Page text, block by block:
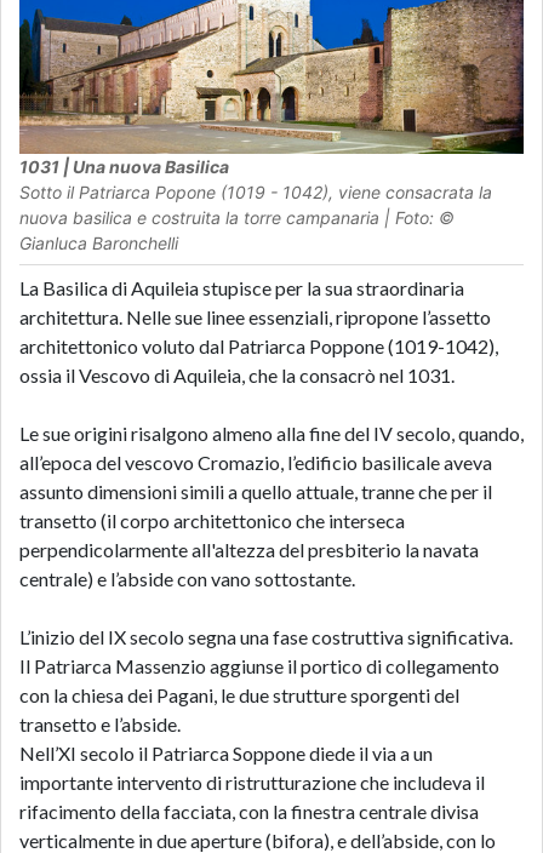
1031 | Una nuova Basilica
Sotto il Patriarca Popone (1019 - 1042), viene consacrata la
nuova basilica e costruita la torre campanaria | Foto: ©
Gianluca Baronchelli
La Basilica di Aquileia stupisce per la sua straordinaria
architettura. Nelle sue linee essenziali, ripropone l’assetto
architettonico voluto dal Patriarca Poppone (1019-1042),
ossia il Vescovo di Aquileia, che la consacrò nel 1031.
Le sue origini risalgono almeno alla fine del IV secolo, quando,
all’epoca del vescovo Cromazio, l’edificio basilicale aveva
assunto dimensioni simili a quello attuale, tranne che per il
transetto (il corpo architettonico che interseca
perpendicolarmente all'altezza del presbiterio la navata
centrale) e l’abside con vano sottostante.
L’inizio del IX secolo segna una fase costruttiva significativa.
Il Patriarca Massenzio aggiunse il portico di collegamento
con la chiesa dei Pagani, le due strutture sporgenti del
transetto e l’abside.
Nell’XI secolo il Patriarca Soppone diede il via a un
importante intervento di ristrutturazione che includeva il
rifacimento della facciata, con la finestra centrale divisa
verticalmente in due aperture (bifora), e dell’abside, con lo